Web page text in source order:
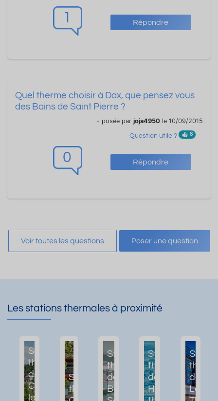
1 Répondre
0 Répondre
Quel therme choisir à Dax, que pensez vous
des Bains de Saint Pierre ?
- posée par joja4950 le 10/09/2015
Question utile ? 8
Voir toutes les questions Poser une question
Les stations thermales à proximité
Station
thermale
de
Cambo-
les-
Station
thermale de
Station
thermale
de Dax -
Bains
Station
thermale
de Dax -
Hôpital
de
Les